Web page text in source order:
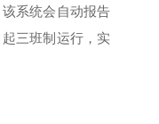
系统会自动报告
三班制运行，实